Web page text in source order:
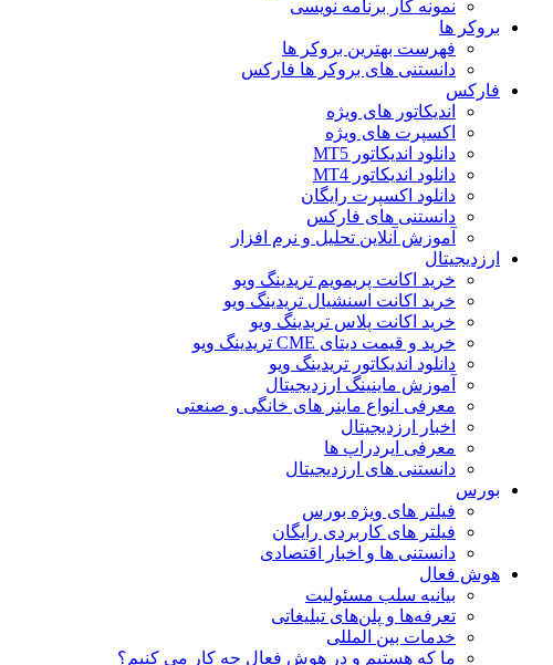
نمونه کار برنامه نویسی
بروکر ها
فهرست بهترین بروکر ها
دانستنی های بروکر ها فارکس
فارکس
اندیکاتور های ویژه
اکسپرت های ویژه
دانلود اندیکاتور MT5
دانلود اندیکاتور MT4
دانلود اکسپرت رایگان
دانستنی های فارکس
آموزش آنلاین تحلیل و نرم افزار
ارزدیجیتال
خرید اکانت پریمویم تریدینگ ویو
خرید اکانت اسنشیال تریدینگ ویو
خرید اکانت پلاس تریدینگ ویو
خرید و قیمت دیتای CME تریدینگ ویو
دانلود اندیکاتور تریدینگ ویو
آموزش ماینینگ ارزدیجیتال
معرفی انواع ماینر های خانگی و صنعتی
اخبار ارزدیجیتال
معرفی ایردراپ ها
دانستنی های ارزدیجیتال
بورس
فیلتر های ویژه بورس
فیلتر های کاربردی رایگان
دانستنی ها و اخبار اقتصادی
هوش فعال
بیانیه سلب مسئولیت
تعرفه‌ها و پلن‌های تبلیغاتی
خدمات بین المللی
ما که هستیم و در هوش فعال چه کار می کنیم؟